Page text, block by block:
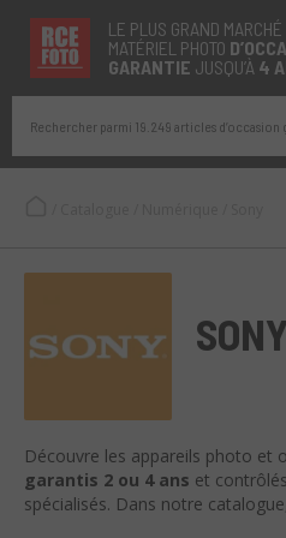
LE PLUS GRAND MARCHÉ
MATÉRIEL PHOTO
GARANTIE JUSQU’À 4
Rechercher parmi 19.249 articles d’occasion
SONY
Découvre les appareils photo et
garantis 2 ou 4 ans et
spécialisés. Dans notre